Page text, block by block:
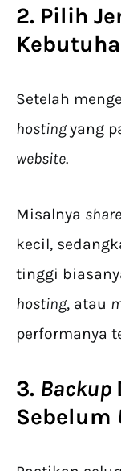
2. Pilih
Setelah
hostingyang
website.
Misalnya
kecil,
tinggi
hosting, atau
performanya
3. Backup
Sebelum